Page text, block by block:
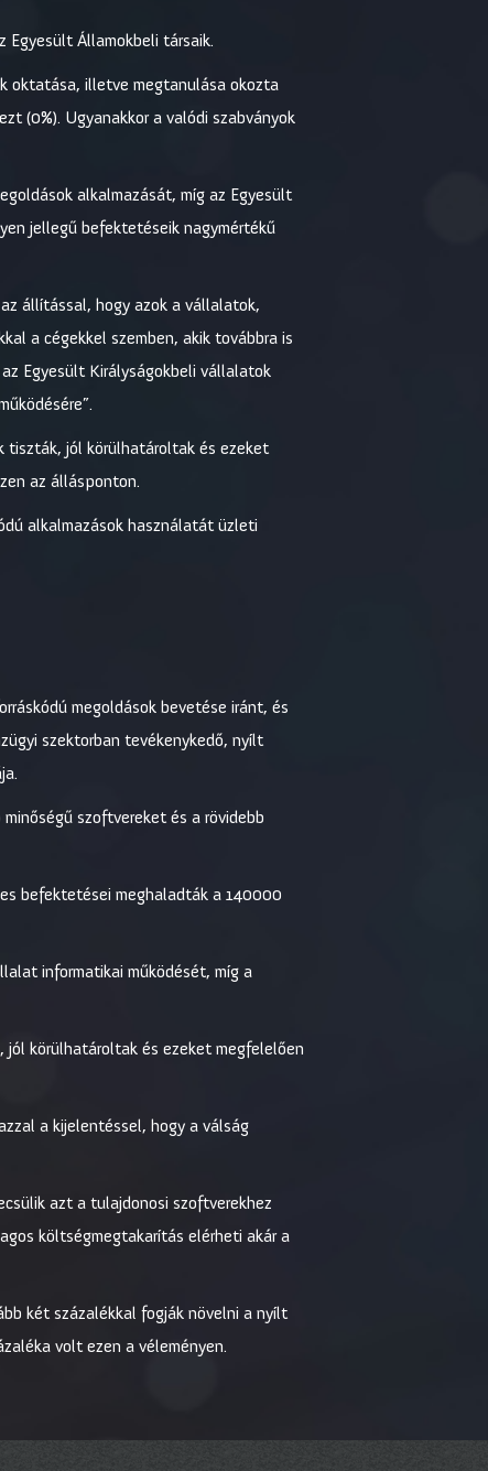
Egyesült Államokbeli társaik.
oktatása, illetve megtanulása okozta
(0%). Ugyanakkor a valódi szabványok
alkalmazását, míg az Egyesült
jellegű befektetéseik nagymértékű
állítással, hogy azok a vállalatok,
a cégekkel szemben, akik továbbra is
Egyesült Királyságokbeli vállalatok
tiszták, jól körülhatároltak és ezeket
az állásponton.
alkalmazások használatát üzleti
megoldások bevetése iránt, és
szektorban tevékenykedő, nyílt
szoftvereket és a rövidebb
befektetései meghaladták a 140000
informatikai működését, míg a
körülhatároltak és ezeket megfelelően
a kijelentéssel, hogy a válság
azt a tulajdonosi szoftverekhez
költségmegtakarítás elérheti akár a
két százalékkal fogják növelni a nyílt
volt ezen a véleményen.